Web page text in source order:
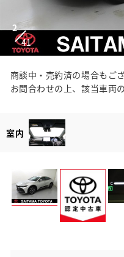
2
41
商談中・売約済の場合もご
お問合わせの上、該当車両
室内